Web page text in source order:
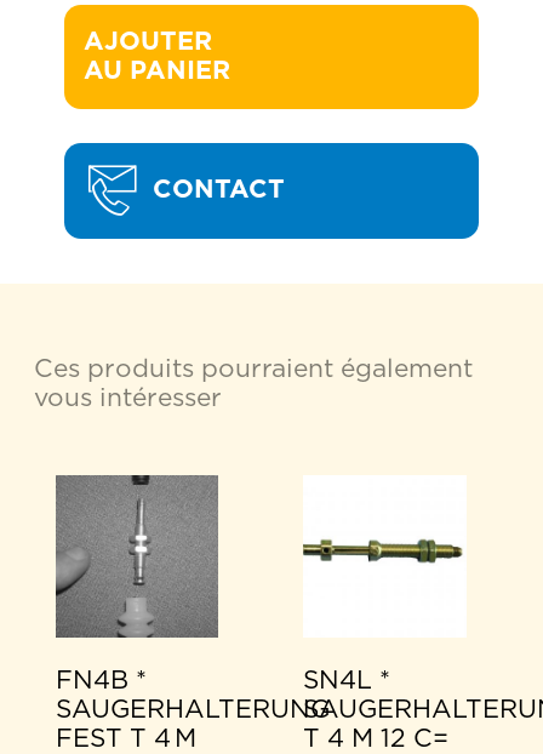
AJOUTER
AU PANIER
CONTACT
Ces produits pourraient également
vous intéresser
FN4B *
SAUGERHALTERUNG
FEST T 4 M
SN4L *
T 4 M 12 C=